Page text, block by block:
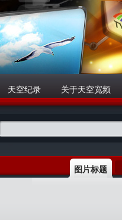
天空纪录 关于天空宽频
图片标题